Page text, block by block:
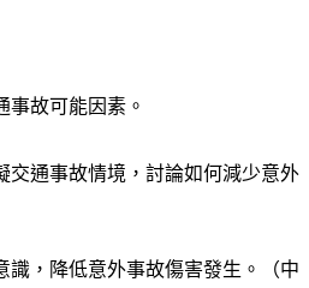
故可能因素。
交通事故情境，討論如何減少意外
，降低意外事故傷害發生。（中